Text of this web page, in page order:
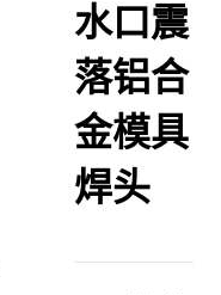
水口震
落铝合
金模具
焊头